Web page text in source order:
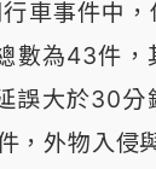
車事件中
數為43件
大於30分
，外物入侵